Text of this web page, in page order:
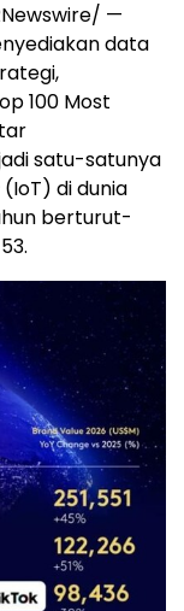
—
data
100 Most
satu-satunya
(IoT) di dunia
berturut-